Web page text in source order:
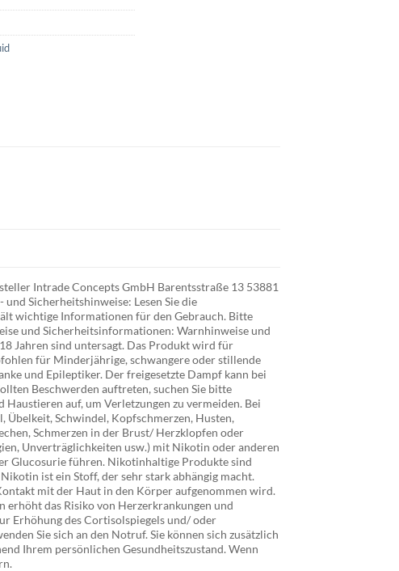
Intrade Concepts GmbH Barentsstraße 13 53881
Sicherheitshinweise: Lesen Sie die
wichtige Informationen für den Gebrauch. Bitte
und Sicherheitsinformationen: Warnhinweise und
Jahren sind untersagt. Das Produkt wird für
für Minderjährige, schwangere oder stillende
und Epileptiker. Der freigesetzte Dampf kann bei
Beschwerden auftreten, suchen Sie bitte
auf, um Verletzungen zu vermeiden. Bei
Übelkeit, Schwindel, Kopfschmerzen, Husten,
Schmerzen in der Brust/ Herzklopfen oder
Unverträglichkeiten usw.) mit Nikotin oder anderen
Glucosurie führen. Nikotinhaltige Produkte sind
ist ein Stoff, der sehr stark abhängig macht.
mit der Haut in den Körper aufgenommen wird.
das Risiko von Herzerkrankungen und
Erhöhung des Cortisolspiegels und/ oder
Sie sich an den Notruf. Sie können sich zusätzlich
Ihrem persönlichen Gesundheitszustand. Wenn